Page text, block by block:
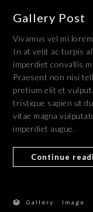
Gallery Post
Vivamus vel mi
In at velit ac turpis
imperdiet convallis
Praesent non nisi
pretium elit et
tristique sapien ut
vitae magna
imperdiet augue.
Continue
Gallery Image